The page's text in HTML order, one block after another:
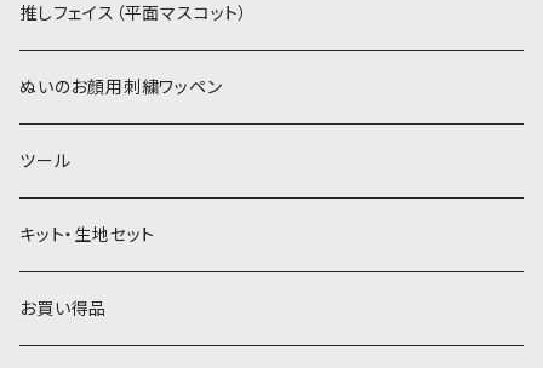
パウダーボア（4mm）
ウィッグボア（8cm）
黄色・クリーム系
ベージュ・ブラウン系
黄色・クリーム系
ベージュ・ブラウン系
リボン
推しフェイス（平面マスコット）
ぬいのお顔用刺繍ワッペン
ツール
キット・生地セット
お買い得品